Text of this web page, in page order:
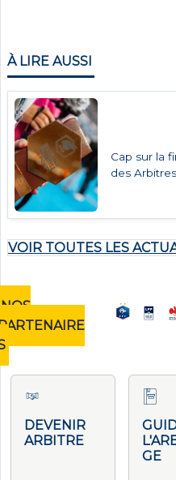
À LIRE AUSSI
Cap sur la
des
VOIR TOUTES LES
NOS
DEVENIR
ARBITRE
GE